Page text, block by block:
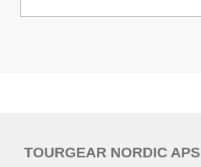
TOURGEAR NORDIC APS